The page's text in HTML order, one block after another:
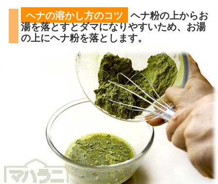
ヘナの溶かし方のコツ ヘナ粉の上からお
湯を落とすとダマになりやすいため、お湯
の上にヘナ粉を落とします。